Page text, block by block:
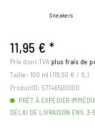
Sneakers
11,95 € *
Prix dont TVA plus frais de
Taille: 100 ml (119,50 € / 1L)
ProduitID: 57146500000
PRÊT À EXPÉDIER
DÉLAI DE LIVRAISON ENV. 3-